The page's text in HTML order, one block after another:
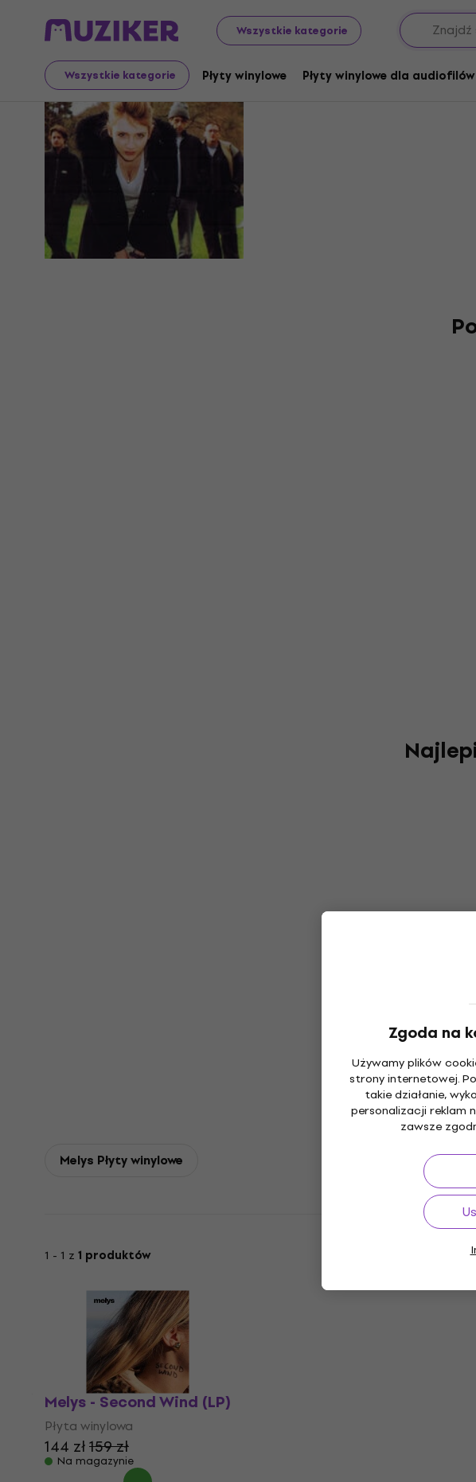
Wszystkie kategorie
Wszystkie kategorie Płyty winylowe Płyty winylowe dla audiofilów
Zgoda na
Używamy plików
strony internetowej.
takie działanie,
personalizacji reklam
zawsze
Melys
Melys Płyty winylowe
1 - 1 z 1 produktów
Melys - Second Wind (LP)
Płyta winylowa
144 zł159 zł
Na magazynie